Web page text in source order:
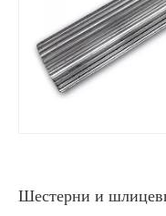
Шестерни и